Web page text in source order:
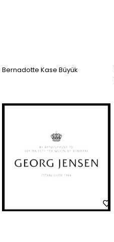
Bernadotte Kase Büyük